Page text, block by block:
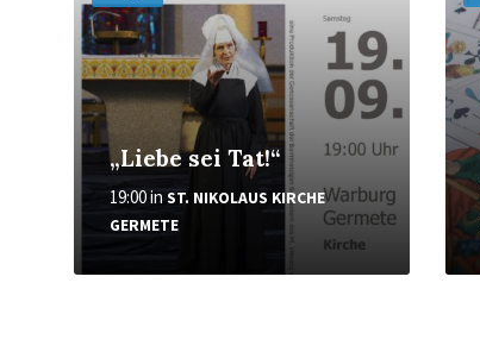
„Liebe sei Tat!“
19:00inST. NIKOLAUS KIRCHE
GERMETE